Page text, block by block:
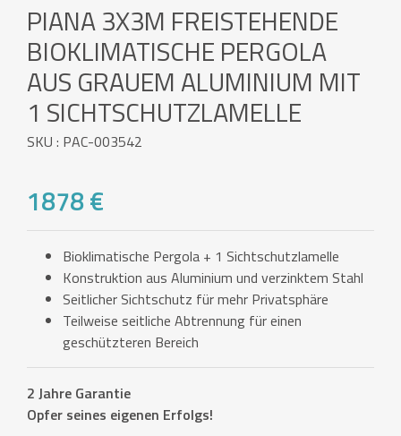
PIANA 3X3M FREISTEHENDE
BIOKLIMATISCHE PERGOLA
AUS GRAUEM ALUMINIUM MIT
1 SICHTSCHUTZLAMELLE
SKU : PAC-003542
1878 €
Bioklimatische Pergola + 1 Sichtschutzlamelle
Konstruktion aus Aluminium und verzinktem Stahl
Seitlicher Sichtschutz für mehr Privatsphäre
Teilweise seitliche Abtrennung für einen
geschützteren Bereich
2 Jahre Garantie
Opfer seines eigenen Erfolgs!